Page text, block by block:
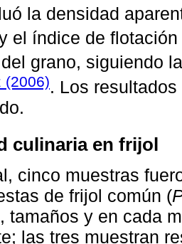
la densidad
el índice de
grano, siguiendo
(2006). Los
culinaria en frijol
cinco muestras
de frijol común (
tamaños y en cada
las tres muestran